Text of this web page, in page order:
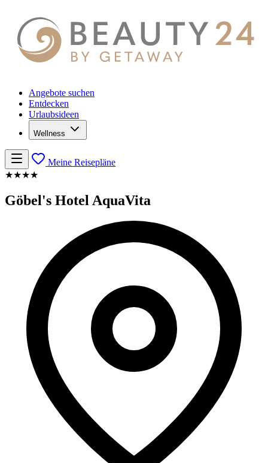
Angebote suchen
Entdecken
Urlaubsideen
Wellness
Meine Reisepläne
★★★★
Göbel's Hotel AquaVita